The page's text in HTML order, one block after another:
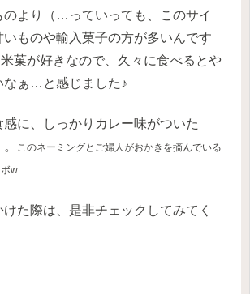
のより（…っていっても、このサイ
いものや輸入菓子の方が多いんです
菓が好きなので、久々に食べるとや
なぁ…と感じました♪
感に、しっかりカレー味がついた
このネーミングとご婦人がおかきを摘んでいる
w
た際は、是非チェックしてみてく